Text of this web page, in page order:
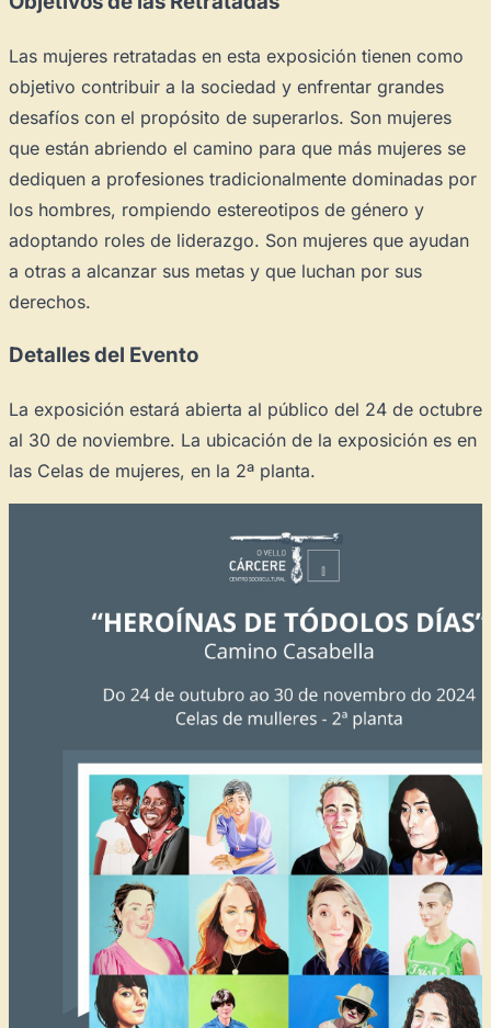
Las mujeres retratadas en esta exposición tienen como
objetivo contribuir a la sociedad y enfrentar grandes
desafíos con el propósito de superarlos. Son mujeres
que están abriendo el camino para que más mujeres se
dediquen a profesiones tradicionalmente dominadas por
los hombres, rompiendo estereotipos de género y
adoptando roles de liderazgo. Son mujeres que ayudan
a otras a alcanzar sus metas y que luchan por sus
derechos.
Detalles del Evento
La exposición estará abierta al público del 24 de octubre
al 30 de noviembre. La ubicación de la exposición es en
las Celas de mujeres, en la 2ª planta.
Novedad: Tu Panel de Usuario
Directorio de Arteestrena su nuevoPanel de Usuario : tu
centro de control para gestionar todo tu arte.
Publica y gestiona tus obras
Administra tu Espacio de Arte
Crea eventos y noticias
Recibe y responde mensajes
Crear cuenta y abrir mi Panel Explorar obras